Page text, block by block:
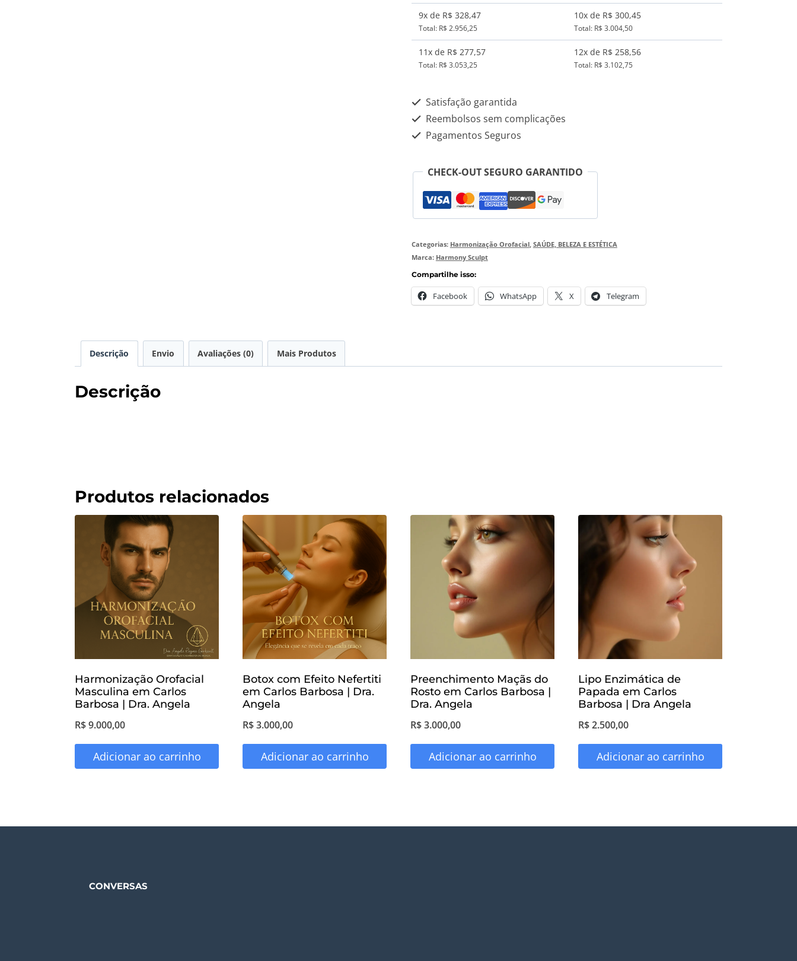
9x de R$ 328,47
Total: R$ 2.956,25
10x de R$ 300,45
Total: R$ 3.004,50
11x de R$ 277,57
Total: R$ 3.053,25
12x de R$ 258,56
Total: R$ 3.102,75
Satisfação garantida
Reembolsos sem complicações
Pagamentos Seguros
CHECK-OUT SEGURO GARANTIDO
Categorias: Harmonização Orofacial, SAÚDE, BELEZA E ESTÉTICA
Marca: Harmony Sculpt
Compartilhe isso:
Facebook WhatsApp X Telegram
Descrição Envio Avaliações (0) Mais Produtos
Descrição
Produtos relacionados
Harmonização Orofacial
Masculina em Carlos
Barbosa | Dra. Angela
R$9.000,00
Adicionar ao carrinho
Botox com Efeito Nefertiti
em Carlos Barbosa | Dra.
Angela
R$3.000,00
Adicionar ao carrinho
Preenchimento Maçãs do
Rosto em Carlos Barbosa |
Dra. Angela
R$3.000,00
Adicionar ao carrinho
Lipo Enzimática de
Papada em Carlos
Barbosa | Dra Angela
R$2.500,00
Adicionar ao carrinho
CONVERSAS